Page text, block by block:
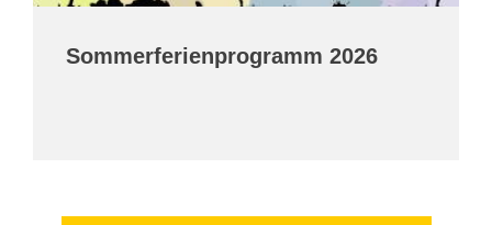
Sommerferienprogramm 2026